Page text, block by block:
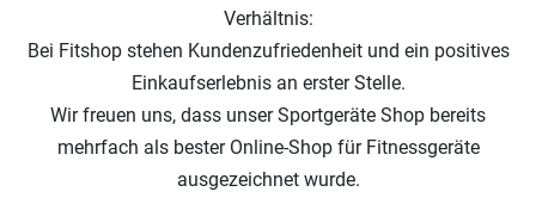
Verhältnis:
Bei Fitshop stehen Kundenzufriedenheit und ein positives
Einkaufserlebnis an erster Stelle.
Wir freuen uns, dass unser Sportgeräte Shop bereits
mehrfach als bester Online-Shop für Fitnessgeräte
ausgezeichnet wurde.